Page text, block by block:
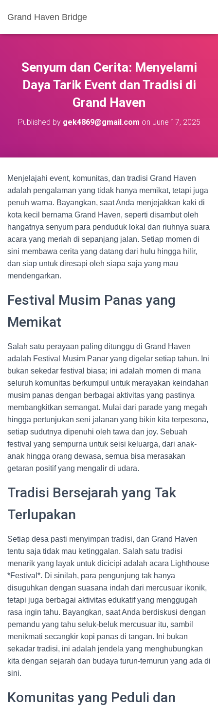
Grand Haven Bridge
Senyum dan Cerita: Menyelami
Daya Tarik Event dan Tradisi di
Grand Haven
Published by gek4869@gmail.com on June 17, 2025
Menjelajahi event, komunitas, dan tradisi Grand Haven
adalah pengalaman yang tidak hanya memikat, tetapi juga
penuh warna. Bayangkan, saat Anda menjejakkan kaki di
kota kecil bernama Grand Haven, seperti disambut oleh
hangatnya senyum para penduduk lokal dan riuhnya suara
acara yang meriah di sepanjang jalan. Setiap momen di
sini membawa cerita yang datang dari hulu hingga hilir,
dan siap untuk diresapi oleh siapa saja yang mau
mendengarkan.
Festival Musim Panas yang
Memikat
Salah satu perayaan paling ditunggu di Grand Haven
adalah Festival Musim Panar yang digelar setiap tahun. Ini
bukan sekedar festival biasa; ini adalah momen di mana
seluruh komunitas berkumpul untuk merayakan keindahan
musim panas dengan berbagai aktivitas yang pastinya
membangkitkan semangat. Mulai dari parade yang megah
hingga pertunjukan seni jalanan yang bikin kita terpesona,
setiap sudutnya dipenuhi oleh tawa dan joy. Sebuah
festival yang sempurna untuk seisi keluarga, dari anak-
anak hingga orang dewasa, semua bisa merasakan
getaran positif yang mengalir di udara.
Tradisi Bersejarah yang Tak
Terlupakan
Setiap desa pasti menyimpan tradisi, dan Grand Haven
tentu saja tidak mau ketinggalan. Salah satu tradisi
menarik yang layak untuk dicicipi adalah acara Lighthouse
*Festival*. Di sinilah, para pengunjung tak hanya
disuguhkan dengan suasana indah dari mercusuar ikonik,
tetapi juga berbagai aktivitas edukatif yang menggugah
rasa ingin tahu. Bayangkan, saat Anda berdiskusi dengan
pemandu yang tahu seluk-beluk mercusuar itu, sambil
menikmati secangkir kopi panas di tangan. Ini bukan
sekadar tradisi, ini adalah jendela yang menghubungkan
kita dengan sejarah dan budaya turun-temurun yang ada di
sini.
Komunitas yang Peduli dan